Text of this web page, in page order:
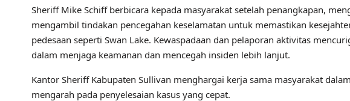
Sheriff Mike Schiff berbicara kepada masyarakat setelah penangkapan,
mengambil tindakan pencegahan keselamatan untuk memastikan
pedesaan seperti Swan Lake. Kewaspadaan dan pelaporan aktivitas
dalam menjaga keamanan dan mencegah insiden lebih lanjut.
Kantor Sheriff Kabupaten Sullivan menghargai kerja sama masyarakat
mengarah pada penyelesaian kasus yang cepat.